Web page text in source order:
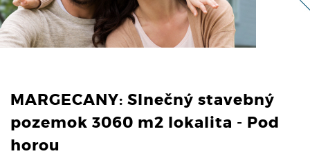
MARGECANY: Slnečný stavebný
pozemok 3060 m2 lokalita - Pod
horou